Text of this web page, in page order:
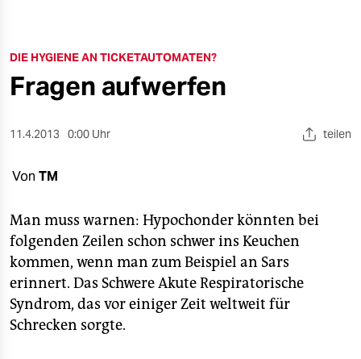
öko
gesellschaft
kultur
sport
nord
wahrheit
verlag
DIE HYGIENE AN TICKETAUTOMATEN?
Fragen aufwerfen
11.4.2013 0:00 Uhr teilen
Von TM
Man muss warnen: Hypochonder könnten bei
folgenden Zeilen schon schwer ins Keuchen
kommen, wenn man zum Beispiel an Sars
erinnert. Das Schwere Akute Respiratorische
Syndrom, das vor einiger Zeit weltweit für
Schrecken sorgte.